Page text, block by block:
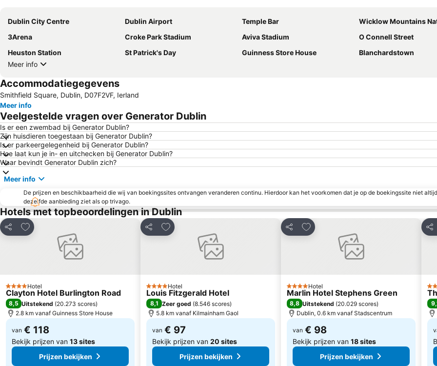
Dublin City Centre Dublin Airport Temple Bar
Wicklow Mountains
3Arena
Croke Park Stadium Aviva Stadium
O Connell Street
Heuston Station
St Patrick's Day Guinness Store House
Blanchardstown
Meer info
Accommodatiegegevens
Smithfield Square, Dublin, D07F2VF, Ierland
Meer info
Veelgestelde vragen over Generator Dublin
Is er een zwembad bij Generator Dublin?
Zijn huisdieren toegestaan bij Generator Dublin?
Is er parkeergelegenheid bij Generator Dublin?
Hoe laat kun je in- en uitchecken bij Generator Dublin?
Waar bevindt Generator Dublin zich?
Meer info
De prijzen en beschikbaarheid die wij van boekingssites ontvangen veranderen continu. Hierdoor kan het voorkomen dat je op de boekingssite niet
dezelfde aanbieding ziet als op trivago.
Hotels met topbeoordelingen in Dublin
Delen
Toevoegen aan favorieten
4 SterrenHotel
Clayton Hotel Burlington Road
8,5 Uitstekend (20.273 scores)
2.8 km vanaf Guinness Store House
van € 118
Bekijk prijzen van 13 sites
Prijzen bekijken
Delen
Toevoegen aan favorieten
4 SterrenHotel
Louis Fitzgerald Hotel
8,1 Zeer goed (8.546 scores)
5.8 km vanaf Kilmainham Gaol
van € 97
Bekijk prijzen van 20 sites
Prijzen bekijken
Delen
Toevoegen aan favorieten
4 SterrenHotel
Marlin Hotel Stephens Green
8,8 Uitstekend (20.029 scores)
Dublin, 0.6 km vanaf Stadscentrum
van € 98
Bekijk prijzen van 18 sites
Prijzen bekijken
4